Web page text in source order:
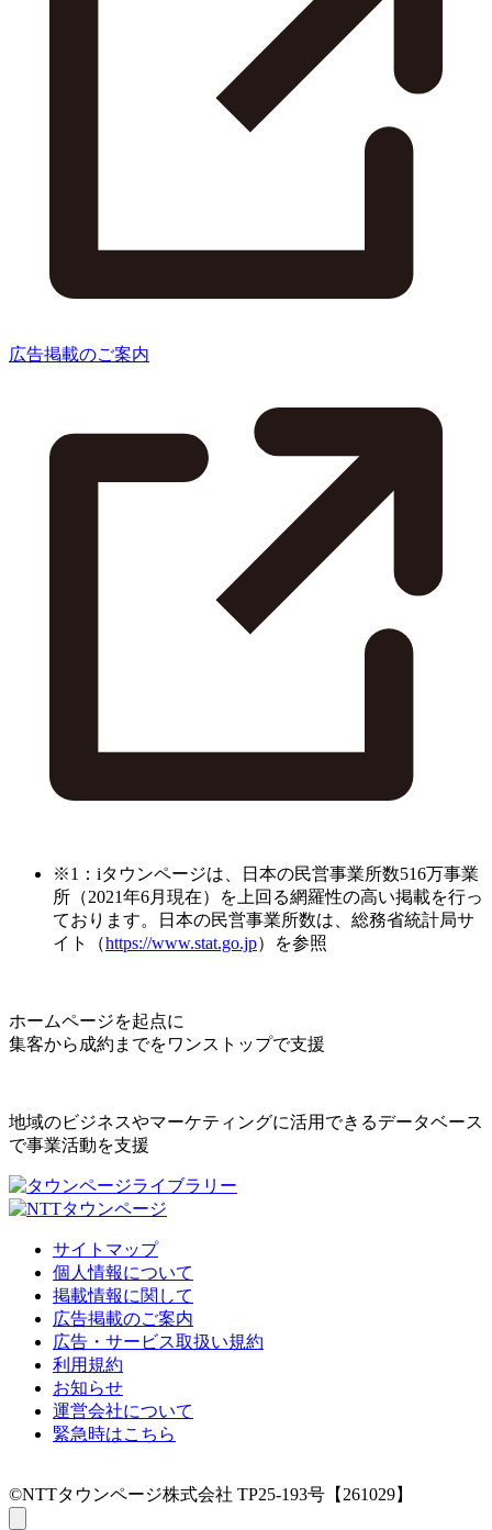
広告掲載のご案内
※1：iタウンページは、日本の民営事業所数516万事業
所（2021年6月現在）を上回る網羅性の高い掲載を行っ
ております。日本の民営事業所数は、総務省統計局サ
イト（https://www.stat.go.jp）を参照
ホームページを起点に
集客から成約までをワンストップで支援
地域のビジネスやマーケティングに活用できるデータベース
で事業活動を支援
サイトマップ
個人情報について
掲載情報に関して
広告掲載のご案内
広告・サービス取扱い規約
利用規約
お知らせ
運営会社について
緊急時はこちら
©NTTタウンページ株式会社 TP25-193号【261029】